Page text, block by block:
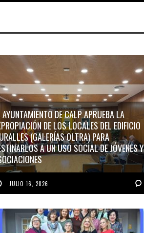
AYUNTAMIENTO DE CALP APRUEBA LA
DE LOS LOCALES DEL EDIFICIO
(GALERÍAS OLTRA) PARA
A UN USO SOCIAL DE JÓVENES Y
JULIO 16, 2026